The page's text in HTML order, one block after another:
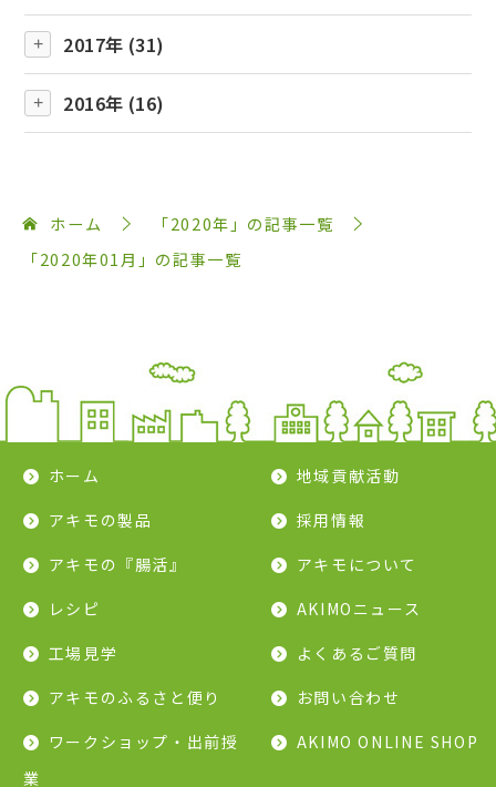
2017年 (31)
2016年 (16)
ホーム
「2020年」の記事一覧
「2020年01月」の記事一覧
ホーム
アキモの製品
アキモの『腸活』
レシピ
工場見学
アキモのふるさと便り
ワークショップ・出前授
業
地域貢献活動
採用情報
アキモについて
AKIMOニュース
よくあるご質問
お問い合わせ
AKIMO ONLINE SHOP